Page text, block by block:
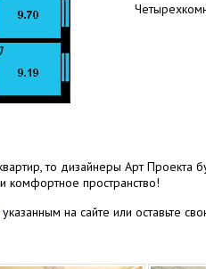
то дизайнеры Арт
комфортное пространство!
указанным на сайте или оставьте